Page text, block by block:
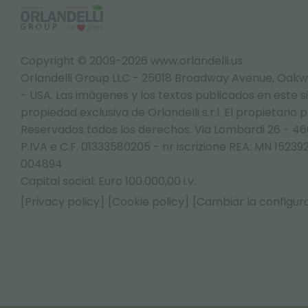
Copyright © 2009-2026 www.orlandelli.us
Orlandelli Group LLC - 25018 Broadway Avenue,
- USA. Las imágenes y los textos publicados en este
propiedad exclusiva de Orlandelli s.r.l. El propietario
Reservados todos los derechos. Via Lombardi 26 -
P.IVA e C.F. 01333580205 - nr iscrizione REA: MN
004894
Capital social: Euro 100.000,00 i.v.
[Privacy policy]
[Cookie policy] [Cambiar la